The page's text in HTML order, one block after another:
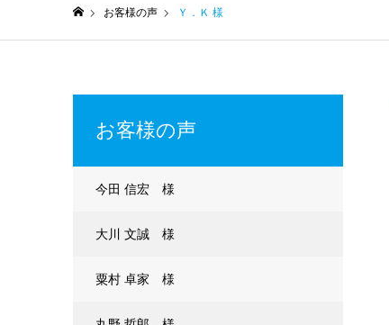
お客様の声 Ｙ．Ｋ 様
お客様の声
今田 信宏 様
大川 文誠 様
粟村 卓家 様